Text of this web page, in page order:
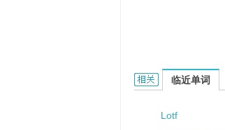
Lotti的相关资料：
临近单词
Lotf